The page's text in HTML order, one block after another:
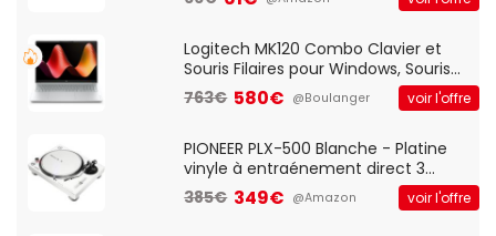
And Play, Confortable, Taille
QWERTY UK - Noir
Logitech MK120 Combo Clavier et
Souris Filaires pour Windows, Souris
Optique Filaire, Connexion USB Plug
And Play, Confortable, Taille
QWERTY UK - Noir
763€ 580€ @Boulanger voir l'offre
PIONEER PLX-500 Blanche - Platine
vinyle à entraénement direct 3
vitesses (33-45-78 trs/min) avec
pre-ampli intégré et port USB
385€ 349€ @Amazon voir l'offre